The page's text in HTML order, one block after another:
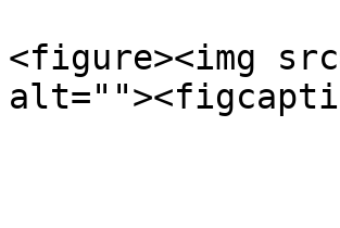
<figure><img